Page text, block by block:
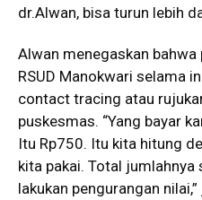
dr.Alwan, bisa turun lebih
Alwan menegaskan bahwa
RSUD Manokwari selama
contact tracing atau
puskesmas. “Yang bayar
Itu Rp750. Itu kita hitung
kita pakai. Total jumlahnya
lakukan pengurangan